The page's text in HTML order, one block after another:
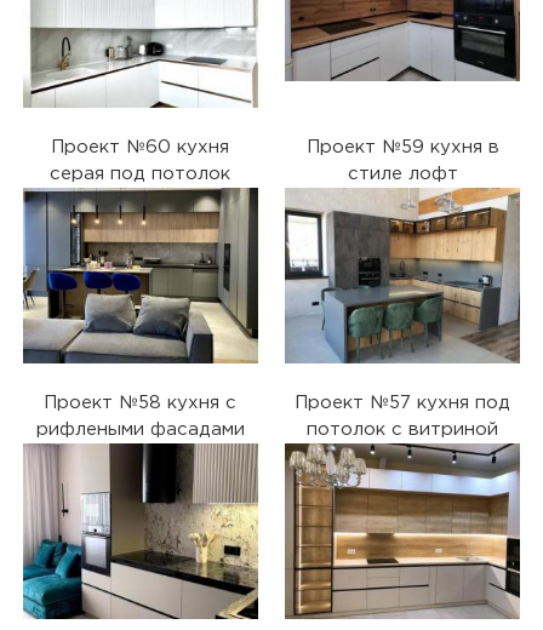
Проект №60 кухня
серая под потолок
Проект №59 кухня в
стиле лофт
Проект №58 кухня с
рифлеными фасадами
Проект №57 кухня под
потолок с витриной